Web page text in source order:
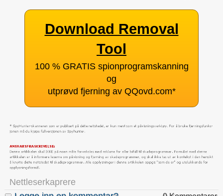
Download Removal
Tool
100 % GRATIS spionprogramskanning
og
utprøvd fjerning av QQovd.com*
Nettleserkaprere